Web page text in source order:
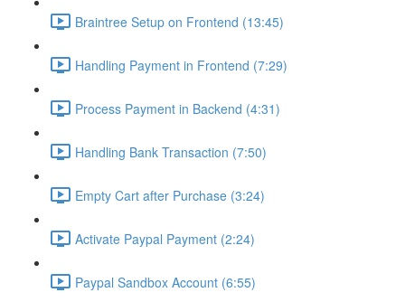
Braintree Setup on Frontend (13:45)
Handling Payment in Frontend (7:29)
Process Payment in Backend (4:31)
Handling Bank Transaction (7:50)
Empty Cart after Purchase (3:24)
Activate Paypal Payment (2:24)
Paypal Sandbox Account (6:55)